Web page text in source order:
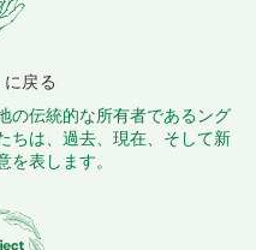
戻る
の伝統的な所有者であるング
ちは、過去、現在、そして新
を表します。